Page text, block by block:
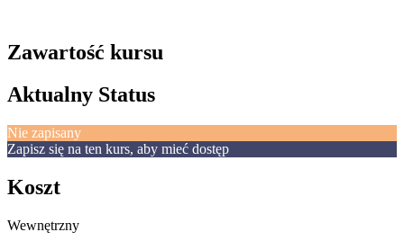
Zawartość kursu
Aktualny Status
Nie zapisany
Zapisz się na ten kurs, aby mieć dostęp
Koszt
Wewnętrzny